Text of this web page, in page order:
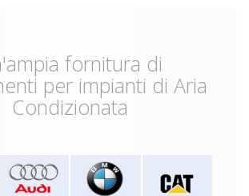
fornitura di
per impianti di Aria
Condizionata